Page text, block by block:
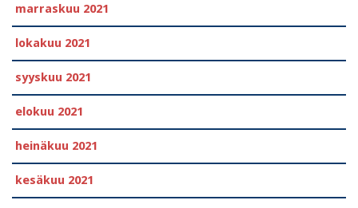
marraskuu 2021
lokakuu 2021
syyskuu 2021
elokuu 2021
heinäkuu 2021
kesäkuu 2021